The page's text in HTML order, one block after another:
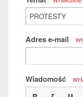
Adres e-mail
Wiadomość